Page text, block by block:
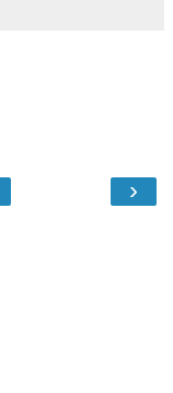
›